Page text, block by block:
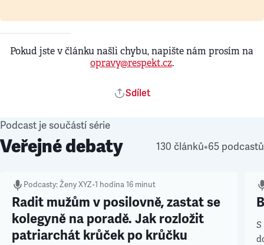
Pokud jste v článku našli chybu, napište nám prosím na
opravy@respekt.cz.
Sdílet
Podcast je součástí série
Veřejné debaty 130 článků•65 podcastů
Podcasty:Ženy XYZ•1 hodina 16 minut
Radit mužům v posilovně, zastat se
kolegyně na poradě. Jak rozložit
patriarchát krůček po krůčku